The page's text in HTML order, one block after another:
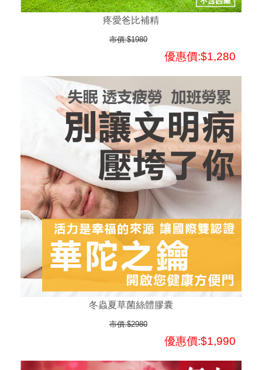
疼愛爸比補精
市價:$1980
優惠價:$1,280
冬蟲夏草菌絲體膠囊
市價:$2980
優惠價:$1,990